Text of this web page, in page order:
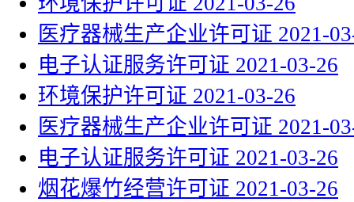
医疗器械生产企业许可证 2021-
电子认证服务许可证 2021-03-26
环境保护许可证 2021-03-26
医疗器械生产企业许可证 2021-
电子认证服务许可证 2021-03-26
烟花爆竹经营许可证 2021-03-26